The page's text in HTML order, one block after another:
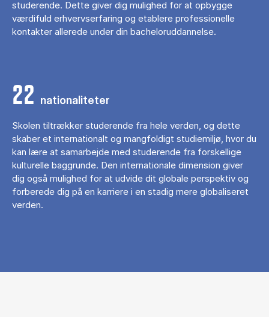
studerende. Dette giver dig mulighed for at opbygge
værdifuld erhvervserfaring og etablere professionelle
kontakter allerede under din bacheloruddannelse.
22 nationaliteter
Skolen tiltrækker studerende fra hele verden, og dette
skaber et internationalt og mangfoldigt studiemiljø, hvor du
kan lære at samarbejde med studerende fra forskellige
kulturelle baggrunde. Den internationale dimension giver
dig også mulighed for at udvide dit globale perspektiv og
forberede dig på en karriere i en stadig mere globaliseret
verden.